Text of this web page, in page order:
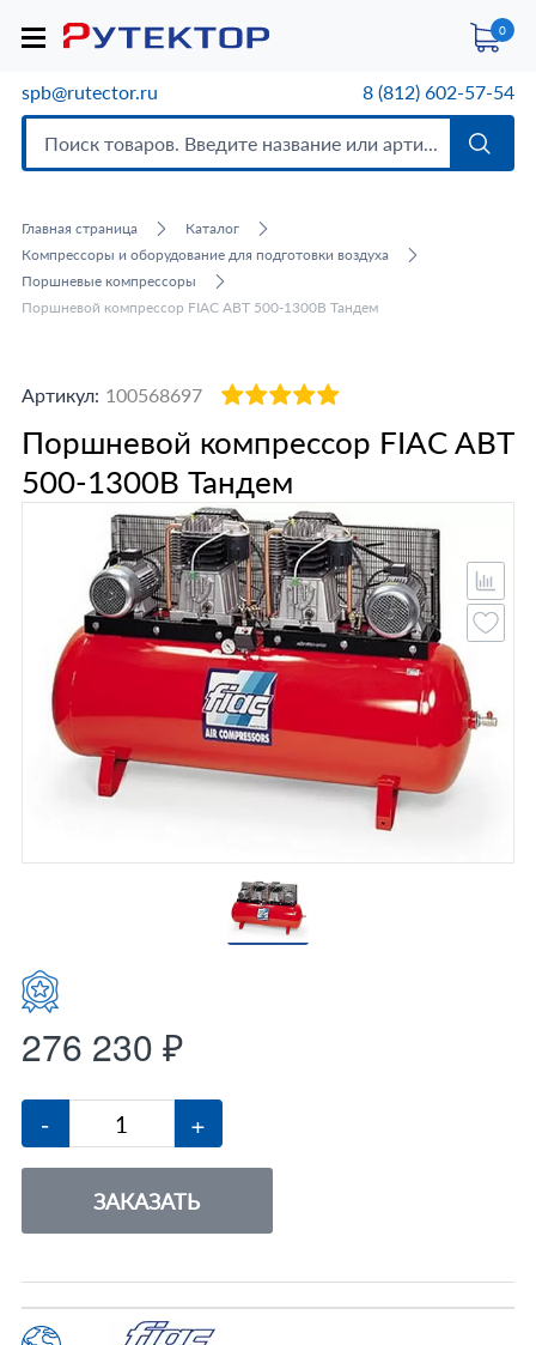
0
spb@rutector.ru 8 (812) 602-57-54
Главная страница
Каталог
Компрессоры и оборудование для подготовки воздуха
Поршневые компрессоры
Поршневой компрессор FIAC ABT 500-1300B Тандем
Артикул: 100568697
Поршневой компрессор FIAC ABT
500-1300B Тандем
276 230 ₽
- +
ЗАКАЗАТЬ